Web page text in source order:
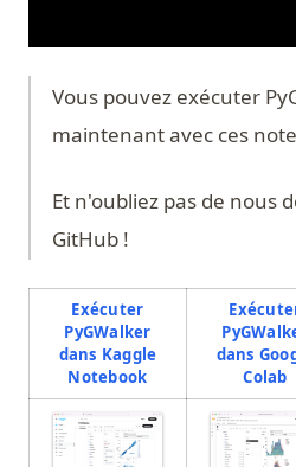
Vous pouvez exécuter
maintenant avec ces
Et n'oubliez pas de nous
GitHub !
Exécuter
PyGWalker
dans Kaggle
Notebook(opens in a new tab)
dans
Colab